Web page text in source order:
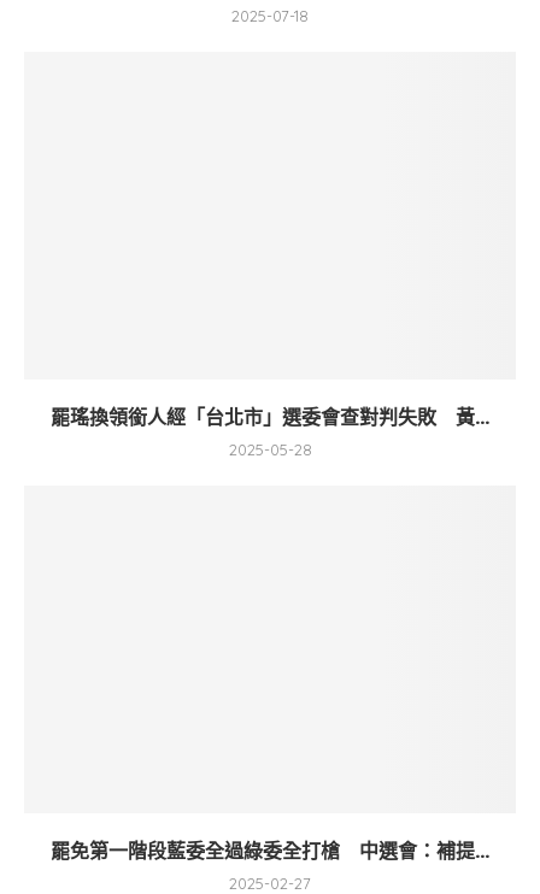
2025-07-18
罷瑤換領銜人經「台北市」選委會查對判失敗 黃...
2025-05-28
罷免第一階段藍委全過綠委全打槍 中選會：補提...
2025-02-27